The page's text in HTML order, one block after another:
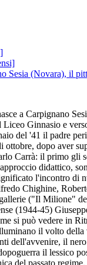
Sesia (Novara), il
di nuovi compagni di strada con cui discutere d'arte e mettere a confronto le prime esperienze pittoriche. In questi anni ha conosciuto, tra gli altri, Bruno Cassinari, Alfredo Chighine, Roberto Crippa, Gianni Dova, Franco Francese, Piero Giunni, Ennio Morlotti e Cesare Peverelli. Al di fuori del contesto accademico c'è il quartiere di Brera con le sue gallerie ("Il Milione" dei Ghiringhelli) i suoi locali (trattoria "Il soldato d'Italia", la Latteria Pirovini), punti d'incontro dove vivere e far fermentare la cultura. Durante l'ultimo anno braidense (1944-45) Giuseppe Ajmone raggiunge una prima maturazione artistica caratterizzata da stilemi pittorici prossimi al postcubismo picassiano anche se riletti in chiave personale come si può vedere in Ritratto di vecchia del '44. È un quadro che riflette l'atmosfera drammatica della guerra; un dramma tutto interiore, vissuto nella solitaria attesa di tempi migliori che illuminano il volto della vecchia, ormai indurito e scarnificato dall'età e dal dolore. Se lo sguardo rivolto verso l'unica fonte di luce può essere letto come motivo di speranza nei confronti dell'avvenire, il nero pece delle vesti avvolge il corpo seduto,